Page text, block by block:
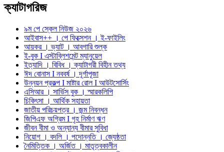
ক্যাটাগরিজ
৯ম পে স্কেল নিউজ ২০২৬
আইবাস++ । পে ফিক্সেশন । ই-ফাইলিং
আয়কর । ভ্যাট । আবগারি শুল্ক
ই-বুক I এস্টাব্লিশমেন্ট ম্যানুয়েল
ইত্যাদি । বিবিধ । ক্যাটাগরী বিহীন তথ্য
ঈদ বোনাস I নববর্ষ । দূর্গাপূজা
উন্নয়ন প্রকল্প I মাষ্টার রোল I আউটসোর্সিং
এসিআর । সার্ভিস বুক । স্মারকলিপি
চিকিৎসা । আর্থিক সহায়তা
জাতীয় পরিচয়পত্র । জন্ম নিবন্ধন
জিপিএফ অগ্রিম I গৃহ নির্মাণ ঋণ
জীবন বীমা ও অন্যান্য বীমার সুবিধা
নিয়োগ । বদলি । পদোন্নতি । জ্যেষ্ঠতা
নৈমিত্তিক । অর্জিত । মাতৃত্বকালীন